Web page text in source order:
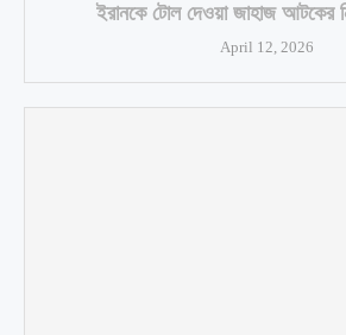
ইরানকে টোল দেওয়া জাহাজ আটকের
April 12, 2026